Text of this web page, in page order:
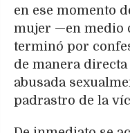
en ese momento
mujer —en medio
terminó por
de manera
abusada
padrastro de la